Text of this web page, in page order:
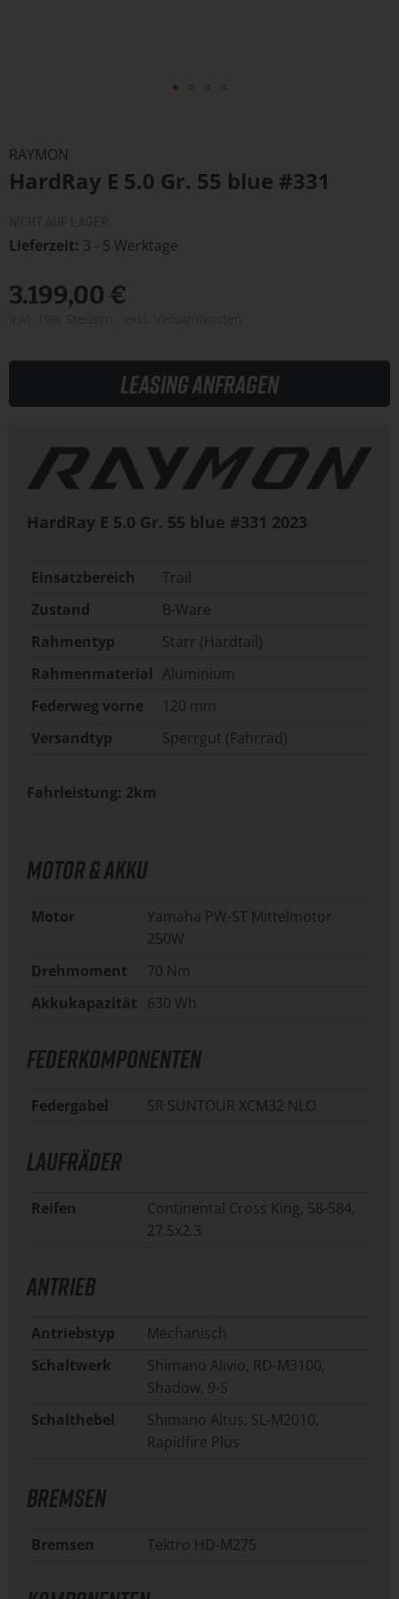
der
Bildergalerie
RAYMON
HardRay E 5.0 Gr. 55 blue #331
Lieferzeit 3 - 5 Werktage
3.199,00 €
Leasing anfragen
HardRay E 5.0 Gr. 55 blue #331 2023
Einsatzbereich
Trail
Zustand
B-Ware
Rahmentyp
Starr (Hardtail)
Rahmenmaterial Aluminium
Federweg vorne
120 mm
Versandtyp
Sperrgut (Fahrrad)
Fahrleistung: 2km
MOTOR & AKKU
Motor
Yamaha PW-ST Mittelmotor
250W
Drehmoment
70 Nm
Akkukapazität 630 Wh
FEDERKOMPONENTEN
Federgabel SR SUNTOUR XCM32 NLO
LAUFRÄDER
Reifen
Continental Cross King, 58-584,
27.5x2.3
ANTRIEB
Antriebstyp
Mechanisch
Schaltwerk
Shimano Alivio, RD-M3100,
Shadow, 9-S
Schalthebel
Shimano Altus, SL-M2010,
Rapidfire Plus
BREMSEN
Bremsen Tektro HD-M275